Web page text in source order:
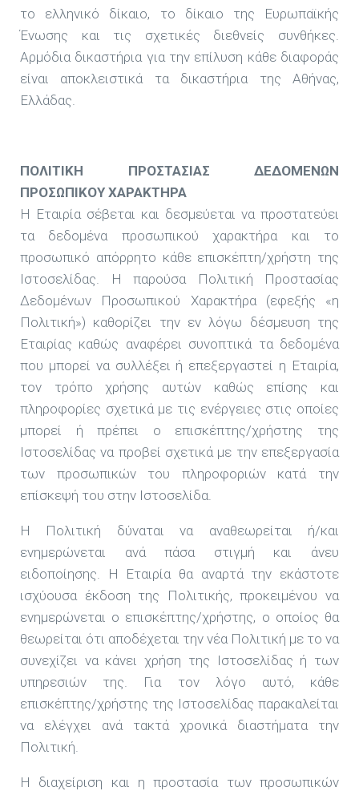
το ελληνικό δίκαιο, το δίκαιο της Ευρωπαϊκής
Ένωσης και τις σχετικές διεθνείς συνθήκες.
Αρμόδια δικαστήρια για την επίλυση κάθε διαφοράς
είναι αποκλειστικά τα δικαστήρια της Αθήνας,
Ελλάδας.
ΠΟΛΙΤΙΚΗ ΠΡΟΣΤΑΣΙΑΣ ΔΕΔΟΜΕΝΩΝ
ΠΡΟΣΩΠΙΚΟΥ ΧΑΡΑΚΤΗΡΑ
Η Εταιρία σέβεται και δεσμεύεται να προστατεύει
τα δεδομένα προσωπικού χαρακτήρα και το
προσωπικό απόρρητο κάθε επισκέπτη/χρήστη της
Ιστοσελίδας. Η παρούσα Πολιτική Προστασίας
Δεδομένων Προσωπικού Χαρακτήρα (εφεξής «η
Πολιτική») καθορίζει την εν λόγω δέσμευση της
Εταιρίας καθώς αναφέρει συνοπτικά τα δεδομένα
που μπορεί να συλλέξει ή επεξεργαστεί η Εταιρία,
τον τρόπο χρήσης αυτών καθώς επίσης και
πληροφορίες σχετικά με τις ενέργειες στις οποίες
μπορεί ή πρέπει ο επισκέπτης/χρήστης της
Ιστοσελίδας να προβεί σχετικά με την επεξεργασία
των προσωπικών του πληροφοριών κατά την
επίσκεψή του στην Ιστοσελίδα.
Η Πολιτική δύναται να αναθεωρείται ή/και
ενημερώνεται ανά πάσα στιγμή και άνευ
ειδοποίησης. Η Εταιρία θα αναρτά την εκάστοτε
ισχύουσα έκδοση της Πολιτικής, προκειμένου να
ενημερώνεται ο επισκέπτης/χρήστης, ο οποίος θα
θεωρείται ότι αποδέχεται την νέα Πολιτική με το να
συνεχίζει να κάνει χρήση της Ιστοσελίδας ή των
υπηρεσιών της. Για τον λόγο αυτό, κάθε
επισκέπτης/χρήστης της Ιστοσελίδας παρακαλείται
να ελέγχει ανά τακτά χρονικά διαστήματα την
Πολιτική.
Η διαχείριση και η προστασία των προσωπικών